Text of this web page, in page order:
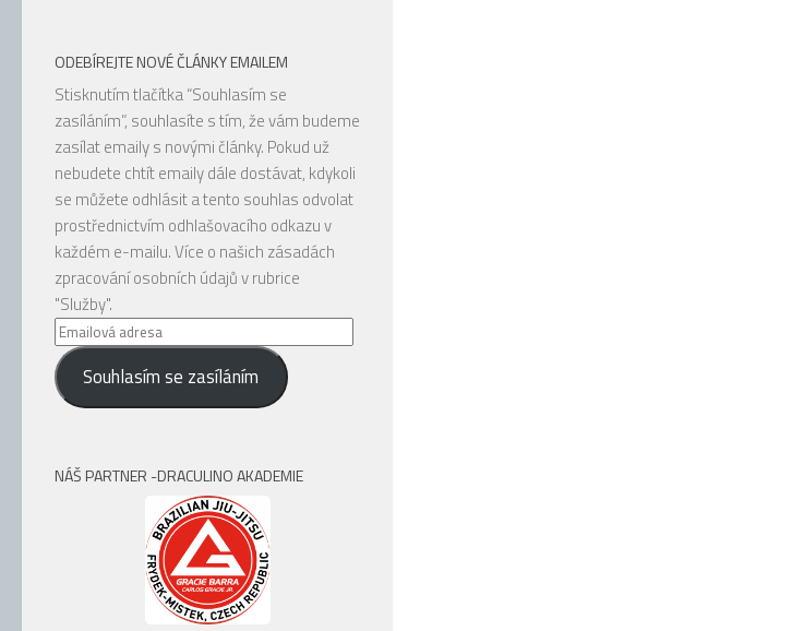
ODEBÍREJTE NOVÉ ČLÁNKY EMAILEM
Stisknutím tlačítka “Souhlasím se
zasíláním”, souhlasíte s tím, že vám budeme
zasílat emaily s novými články. Pokud už
nebudete chtít emaily dále dostávat, kdykoli
se můžete odhlásit a tento souhlas odvolat
prostřednictvím odhlašovacího odkazu v
každém e-mailu. Více o našich zásadách
zpracování osobních údajů v rubrice
"Služby".
Emailová
adresa
Souhlasím se zasíláním
NÁŠ PARTNER -DRACULINO AKADEMIE